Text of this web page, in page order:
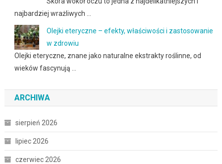
najbardziej wrażliwych …
Olejki eteryczne – efekty, właściwości i zastosowanie
w zdrowiu
Olejki eteryczne, znane jako naturalne ekstrakty roślinne, od
wieków fascynują …
ARCHIWA
sierpień 2026
lipiec 2026
czerwiec 2026